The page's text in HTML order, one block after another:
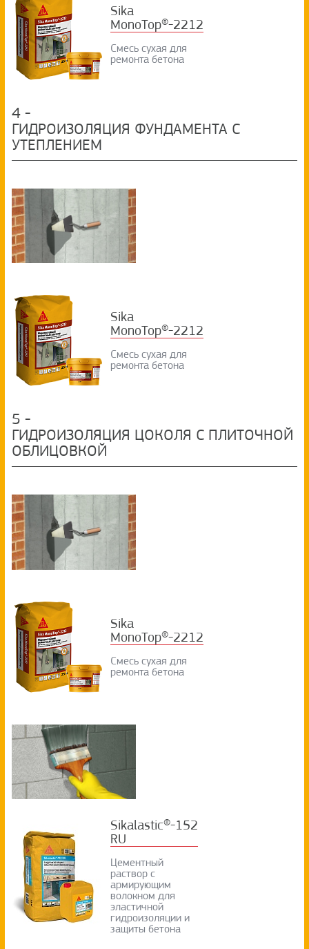
Sika
MonoTop®-2212
Смесь сухая для
ремонта бетона
4 -
ГИДРОИЗОЛЯЦИЯ ФУНДАМЕНТА C
УТЕПЛЕНИЕМ
Sika
MonoTop®-2212
Смесь сухая для
ремонта бетона
5 -
ГИДРОИЗОЛЯЦИЯ ЦОКОЛЯ С ПЛИТОЧНОЙ
ОБЛИЦОВКОЙ
Sika
MonoTop®-2212
Смесь сухая для
ремонта бетона
Sikalastic®-152
RU
Цементный
раствор с
армирующим
волокном для
эластичной
гидроизоляции и
защиты бетона